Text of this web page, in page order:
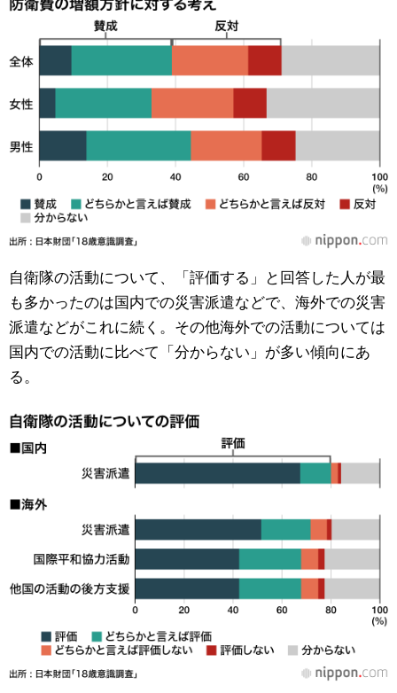
自衛隊の活動について、「評価する」と回答した人が最
も多かったのは国内での災害派遣などで、海外での災害
派遣などがこれに続く。その他海外での活動については
国内での活動に比べて「分からない」が多い傾向にあ
る。